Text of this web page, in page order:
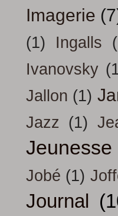
Imagerie
(1) Ingalls
Ivanovsky
Jallon (1)
Jazz (1)
Jeunesse
Jobé (1)
Journal